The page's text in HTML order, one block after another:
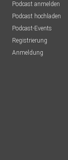
Podcast anmelden
Podcast hochladen
Podcast-Events
Registrierung
Anmeldung